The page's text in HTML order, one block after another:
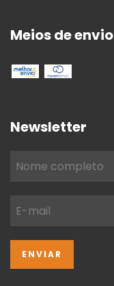
Meios de envio
Newsletter